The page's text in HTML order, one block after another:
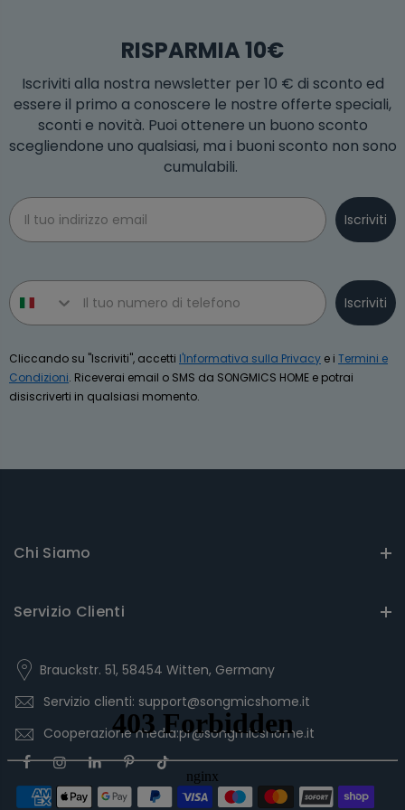
RISPARMIA 10€
Iscriviti alla nostra newsletter per 10 € di sconto ed
essere il primo a conoscere le nostre offerte speciali,
sconti e novità. Puoi ottenere un buono sconto
scegliendone uno qualsiasi, ma i buoni sconto non sono
cumulabili.
Email
Iscriviti
Phone number
Iscriviti
Cliccando su "Iscriviti", accetti l'Informativa sulla Privacy e i Termini e
Condizioni. Riceverai email o SMS da SONGMICS HOME e potrai
disiscriverti in qualsiasi momento.
Chi Siamo
Servizio Clienti
Brauckstr. 51, 58454 Witten, Germany
Servizio clienti: support@songmicshome.it
Cooperazione media:pr@songmicshome.it